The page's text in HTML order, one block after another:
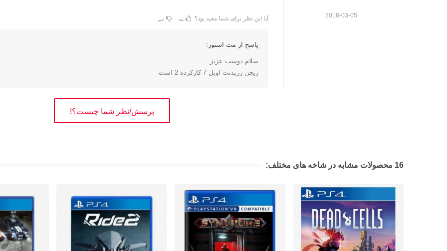
2018-03-05 آیا این نظر برای شما مفید بود؟ بله خیر
پاسخ از مت استور:
سلام دوست عزیز
ریجن رزیدنت اویل 7 کارکرده 2 است
پرسش/نظر شما چیست؟!
16 محصولات مشابه در شاخه های مختلف: